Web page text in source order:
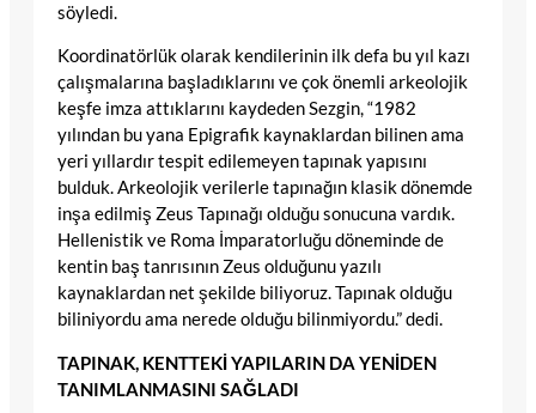
söyledi.
Koordinatörlük olarak kendilerinin ilk defa bu yıl kazı
çalışmalarına başladıklarını ve çok önemli arkeolojik
keşfe imza attıklarını kaydeden Sezgin, “1982
yılından bu yana Epigrafik kaynaklardan bilinen ama
yeri yıllardır tespit edilemeyen tapınak yapısını
bulduk. Arkeolojik verilerle tapınağın klasik dönemde
inşa edilmiş Zeus Tapınağı olduğu sonucuna vardık.
Hellenistik ve Roma İmparatorluğu döneminde de
kentin baş tanrısının Zeus olduğunu yazılı
kaynaklardan net şekilde biliyoruz. Tapınak olduğu
biliniyordu ama nerede olduğu bilinmiyordu.” dedi.
TAPINAK, KENTTEKİ YAPILARIN DA YENİDEN
TANIMLANMASINI SAĞLADI